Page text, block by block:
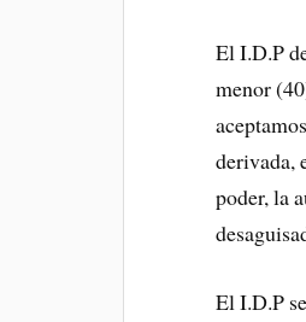
El I.D.P
menor
derivada,
poder, la
El I.D.P